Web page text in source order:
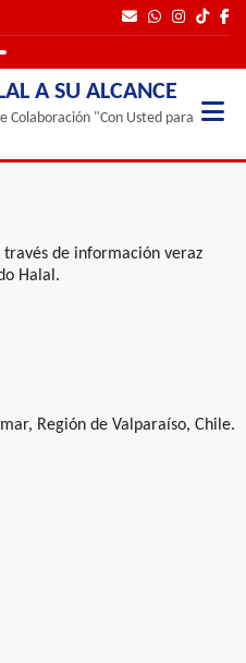
A SU ALCANCE
Colaboración "Con Usted para
de información veraz
Halal.
Región de Valparaíso, Chile.